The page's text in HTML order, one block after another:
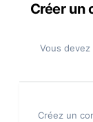
Créer un
Vous
Créez un